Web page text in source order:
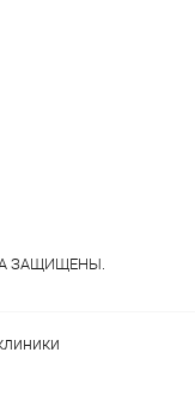
ЗАЩИЩЕНЫ.